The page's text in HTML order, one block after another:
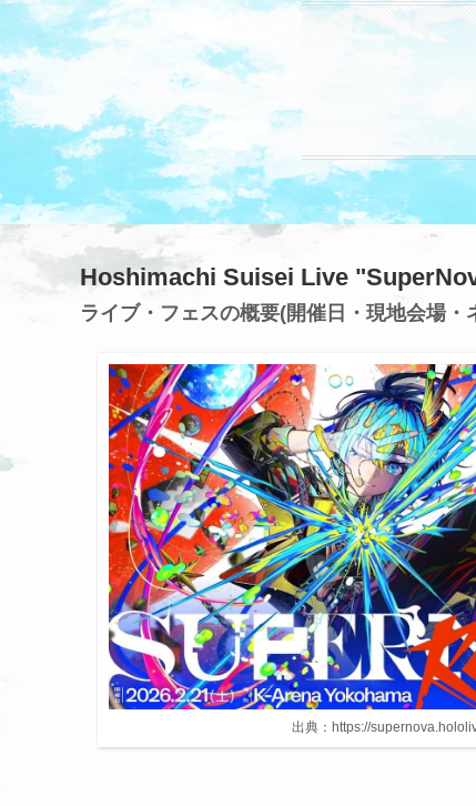
Hoshimachi Suisei Live
ライブ・フェスの概要(開催日・現地会場
出典：https://